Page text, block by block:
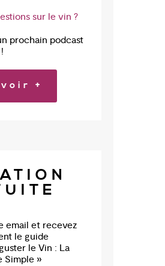
sur le vin ?
prochain podcast
!
+
email et recevez
le guide
le Vin : La
Simple »